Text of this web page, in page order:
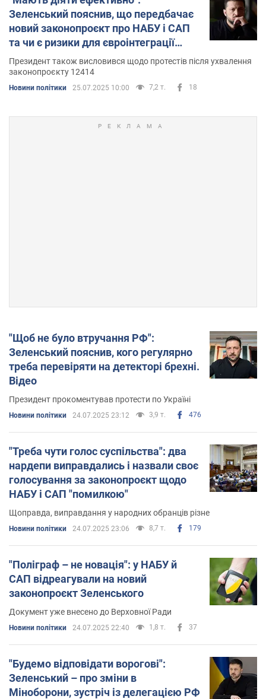
Зеленський пояснив, що передбачає
новий законопроєкт про НАБУ і САП
та чи є ризики для євроінтеграції
України
Президент також висловився щодо протестів після ухвалення
законопроєкту 12414
Новини політики 25.07.2025 10:00 7,2 т. 18
"Щоб не було втручання РФ":
Зеленський пояснив, кого регулярно
треба перевіряти на детекторі брехні.
Відео
Президент прокоментував протести по Україні
Новини політики 24.07.2025 23:12 3,9 т. 476
"Треба чути голос суспільства": два
нардепи виправдались і назвали своє
голосування за законопроєкт щодо
НАБУ і САП "помилкою"
Щоправда, виправдання у народних обранців різне
Новини політики 24.07.2025 23:06 8,7 т. 179
"Поліграф – не новація": у НАБУ й
САП відреагували на новий
законопроєкт Зеленського
Документ уже внесено до Верховної Ради
Новини політики 24.07.2025 22:40 1,8 т. 37
"Будемо відповідати ворогові":
Зеленський – про зміни в
Міноборони, зустріч із делегацією РФ